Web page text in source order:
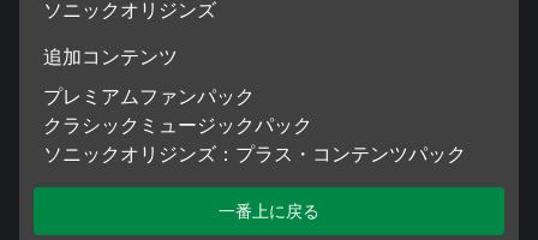
ソニックオリジンズ
追加コンテンツ
プレミアムファンパック
クラシックミュージックパック
ソニックオリジンズ：プラス・コンテンツパック
一番上に戻る